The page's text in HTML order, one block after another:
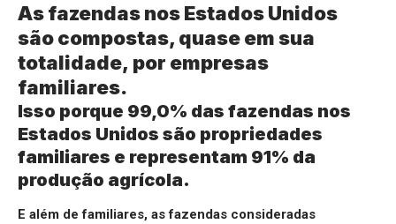
As fazendas nos Estados Unidos
são compostas, quase em sua
totalidade, por empresas
familiares.
Isso porque 99,0% das fazendas nos
Estados Unidos são propriedades
familiares e representam 91% da
produção agrícola.
E além de familiares, as fazendas consideradas